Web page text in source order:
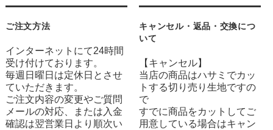
ご注文方法
インターネットにて24時間
受け付けております。
毎週日曜日は定休日とさせ
ていただきます。
ご注文内容の変更やご質問
メールの対応、または入金
確認は翌営業日より順次い
キャンセル・返品・交換につ
いて
【キャンセル】
当店の商品はハサミでカッ
トする切り売り生地ですの
で
すでに商品をカットしてご
用意している場合はキャン